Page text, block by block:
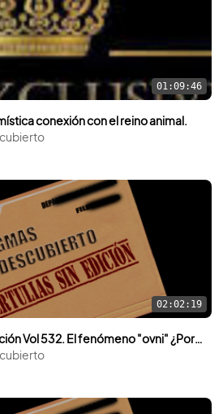
01:09:46
conexión con el reino animal.
02:02:19
Tertulias sin edición Vol 532. El fenómeno "ovni" ¿Por qué es real?